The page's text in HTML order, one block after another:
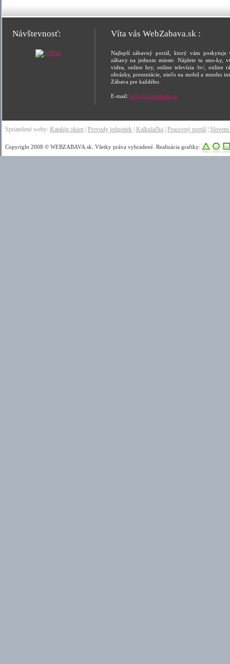
Návštevnosť: Víta vás WebZabava.sk :
Najlepší zábavný portál, ktorý vám poskytuje
zábavy na jednom mieste. Nájdete tu sms-ky,
videa, online hry, online televízia /tv/, online
obrázky, prezentácie, niečo na mobil a mnoho
Zábava pre každého.
E-mail: info@webzabava.sk
Spriatelené weby: Katalóg okien Prevody jednotiek Kalkulačka Pracovný portál
Copyright 2008 © WEBZABAVA.sk. Všetky práva vyhradené. Realizácia grafiky: